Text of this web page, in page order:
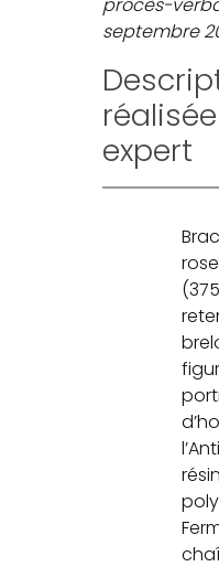
septembre
expert